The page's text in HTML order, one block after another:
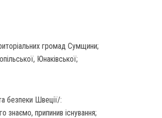
громад Сумщини;
Юнаківської;
безпеки Швеції/:
знаємо, припинив існування;